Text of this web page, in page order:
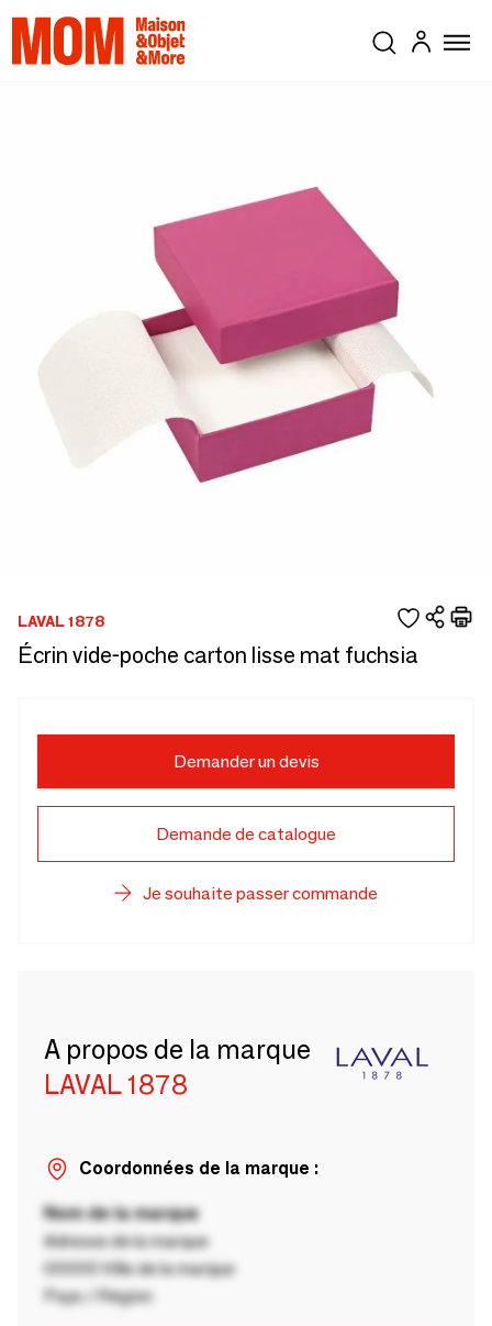
LAVAL 1878
Écrin vide-poche carton lisse mat fuchsia
Demander un devis
Demande de catalogue
Je souhaite passer commande
A propos de la marque
LAVAL 1878
Coordonnées de la marque :
Nom de la marque
Adresse de la marque
00000 Ville de la marque
Pays / Région